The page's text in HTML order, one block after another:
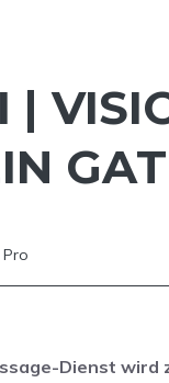
Dienst